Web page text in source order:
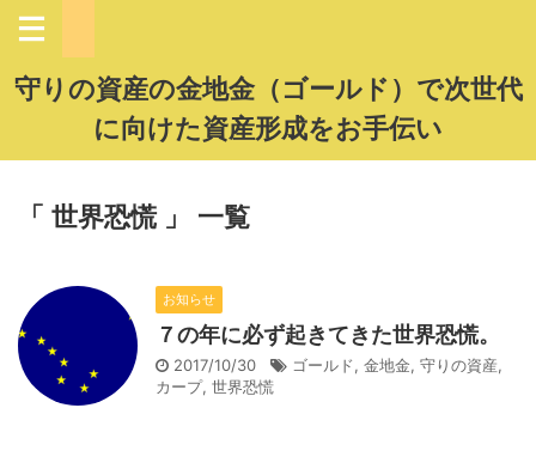
守りの資産の金地金（ゴールド）で次世代
に向けた資産形成をお手伝い
「 世界恐慌 」 一覧
お知らせ
７の年に必ず起きてきた世界恐慌。
2017/10/30 ゴールド, 金地金, 守りの資産,
カープ, 世界恐慌